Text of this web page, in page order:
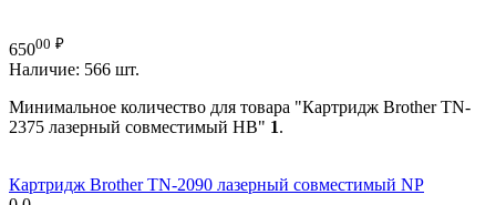
65000 ₽
Наличие: 566 шт.
Минимальное количество для товара "Картридж Brother TN-
2375 лазерный совместимый HB" 1.
Картридж Brother TN-2090 лазерный совместимый NP